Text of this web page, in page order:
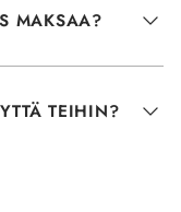
MAKSAA?
TEIHIN?